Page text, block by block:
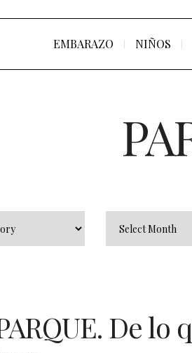
EMBARAZO NIÑOS
De lo